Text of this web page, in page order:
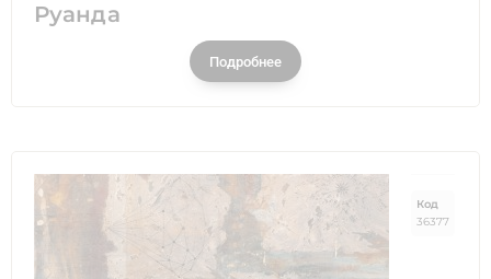
Руанда
Подробнее
Код
36377